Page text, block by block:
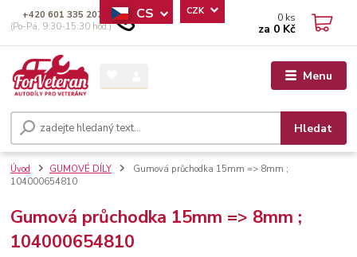
Menu
CS CZK
Hledat
+420 601 335 207
(Po-Pá, 9:30-15:30 hod.)
0 ks
za 0 Kč
Úvod GUMOVÉ DÍLY
Gumová průchodka 15mm => 8mm ;
104000654810
Gumová průchodka 15mm => 8mm ;
104000654810